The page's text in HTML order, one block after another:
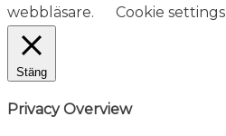
webbläsare.
Cookie settings
Stäng
Privacy Overview